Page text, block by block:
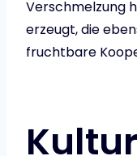
Verschmelzung
erzeugt, die
fruchtbare